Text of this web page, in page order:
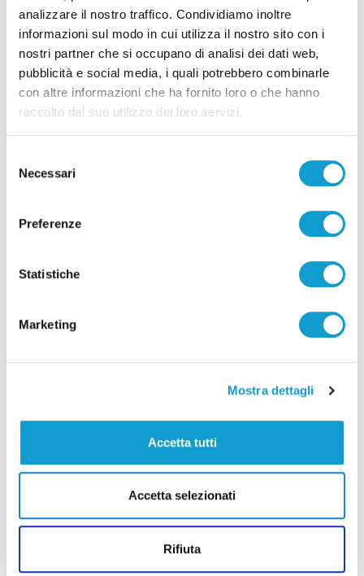
analizzare il nostro traffico. Condividiamo inoltre
informazioni sul modo in cui utilizza il nostro sito con i
nostri partner che si occupano di analisi dei dati web,
pubblicità e social media, i quali potrebbero combinarle
con altre informazioni che ha fornito loro o che hanno
raccolto dal suo utilizzo dei loro servizi.
delNecessari
Preferenze
Statistiche
Marketing
Mostra dettagli
Accetta tutti
Accetta selezionati
Rifiuta